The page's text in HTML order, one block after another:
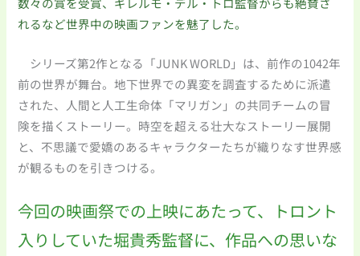
れるなど世界中の映画ファンを魅了した。
シリーズ第2作となる「JUNK WORLD」は、前作の1042年
前の世界が舞台。地下世界での異変を調査するために派遣
された、人間と人工生命体「マリガン」の共同チームの冒
険を描くストーリー。時空を超える壮大なストーリー展開
と、不思議で愛嬌のあるキャラクターたちが織りなす世界感
が観るものを引きつける。
今回の映画祭での上映にあたって、トロント
入りしていた堀貴秀監督に、作品への思いな